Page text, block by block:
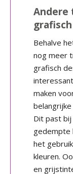
Andere
Behalve
nog meer
grafisch
maken
Dit past bij
gedempte
het
kleuren.
en